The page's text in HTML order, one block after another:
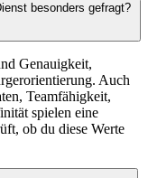
besonders gefragt?
Genauigkeit,
Auch
Teamfähigkeit,
spielen eine
ob du diese Werte